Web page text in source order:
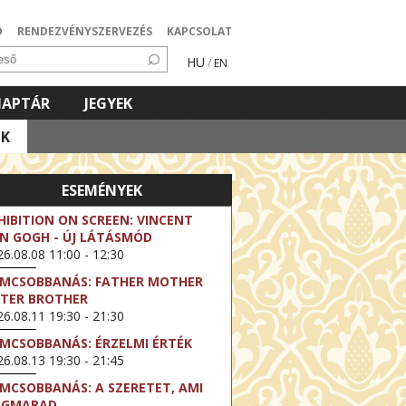
RENDEZVÉNYSZERVEZÉS KAPCSOLAT
HU / EN
JEGYEK
ESEMÉNYEK
ON SCREEN: VINCENT
GOGH - ÚJ LÁTÁSMÓD
11:00 - 12:30
FATHER MOTHER
BROTHER
19:30 - 21:30
ÉRZELMI ÉRTÉK
19:30 - 21:45
A SZERETET, AMI